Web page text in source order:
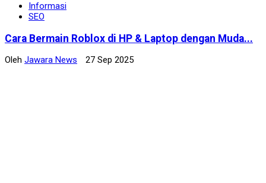
Informasi
SEO
Cara Bermain Roblox di HP & Laptop dengan Muda...
Oleh Jawara News 27 Sep 2025